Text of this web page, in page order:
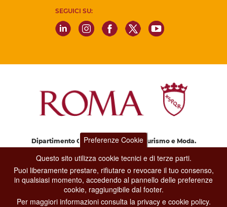
SEGUICI SU:
Dipartimento Grandi Eventi, Sport, Turismo e Moda.
00187 Roma
CONTACT CENTER TEL. 06 06 08
CONTATTA LA REDAZIONE
Preferenze Cookie
Questo sito utilizza cookie tecnici e di terze parti.
Puoi liberamente prestare, rifiutare o revocare il tuo consenso,
in qualsiasi momento, accedendo al pannello delle preferenze
cookie, raggiungibile dal footer.
Per maggiori informazioni consulta la privacy e cookie policy.